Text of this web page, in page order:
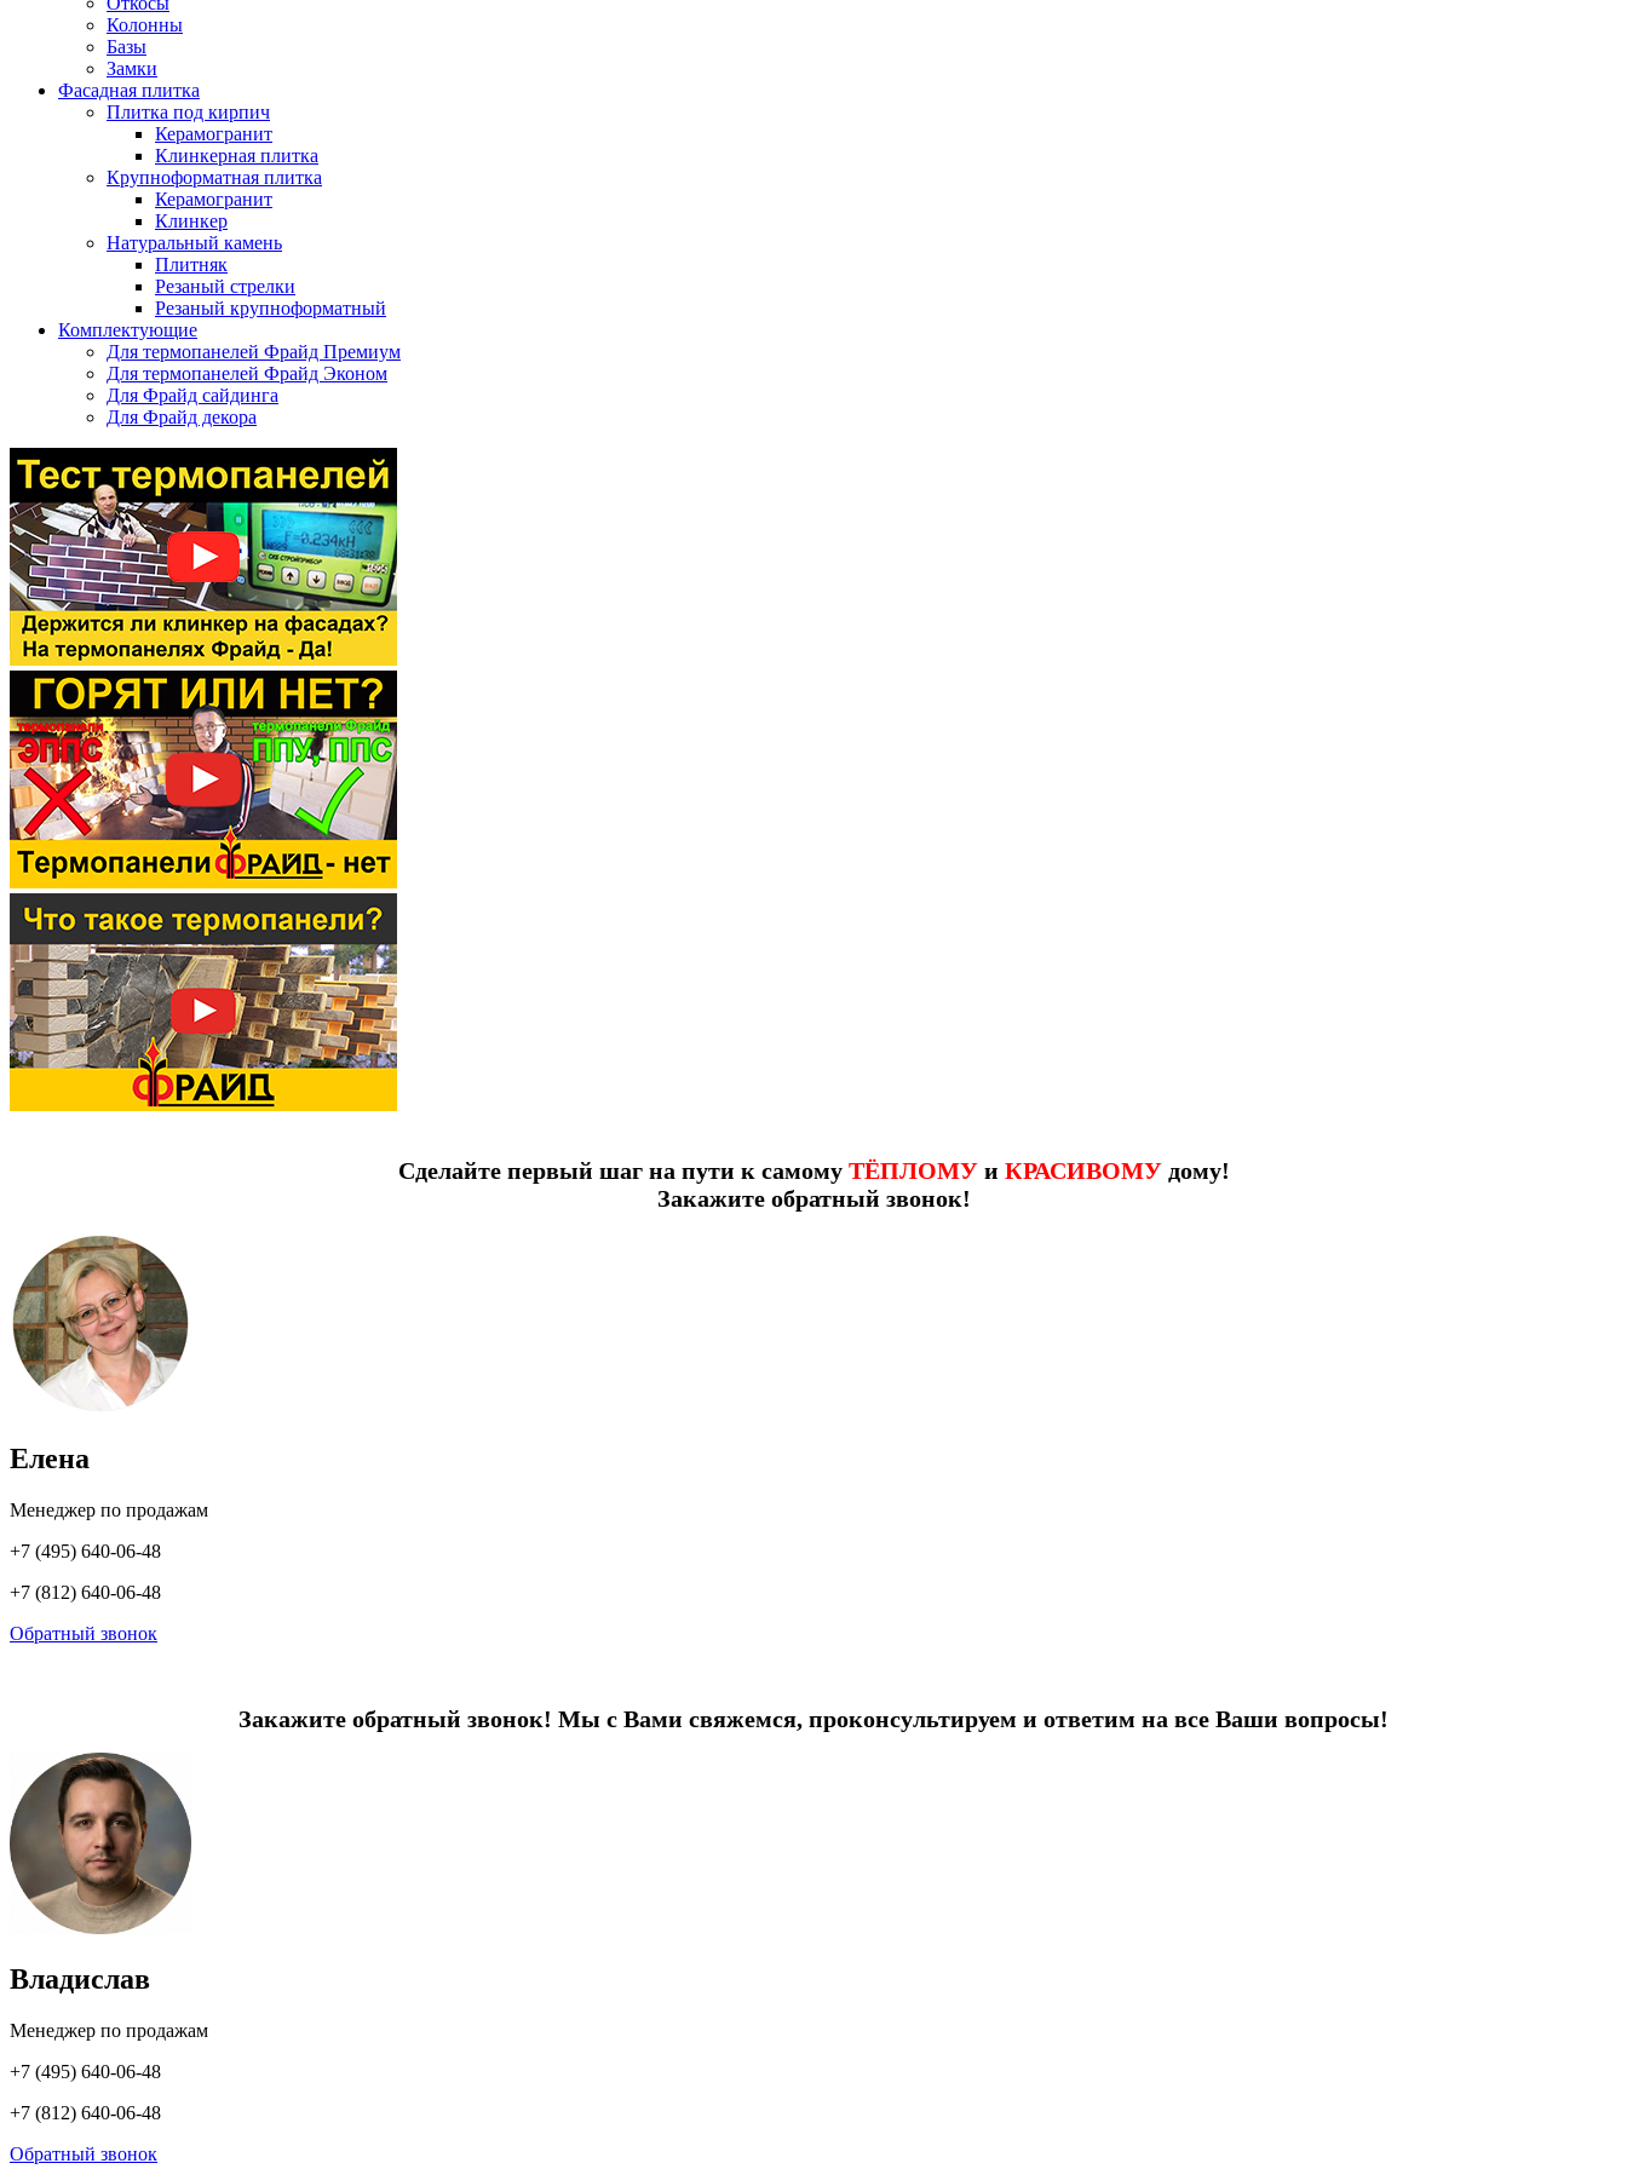
Колонны
Базы
Замки
Фасадная плитка
Плитка под кирпич
Керамогранит
Клинкерная плитка
Крупноформатная плитка
Керамогранит
Клинкер
Натуральный камень
Плитняк
Резаный стрелки
Резаный крупноформатный
Комплектующие
Для термопанелей Фрайд Премиум
Для термопанелей Фрайд Эконом
Для Фрайд сайдинга
Для Фрайд декора
Сделайте первый шаг на пути к самому ТЁПЛОМУи КРАСИВОМУдому!
Закажите обратный звонок!
Елена
Менеджер по продажам
+7 (495) 640-06-48
+7 (812) 640-06-48
Обратный звонок
Закажите обратный звонок! Мы с Вами свяжемся, проконсультируем и ответим на все Ваши вопросы!
Владислав
Менеджер по продажам
+7 (495) 640-06-48
+7 (812) 640-06-48
Обратный звонок